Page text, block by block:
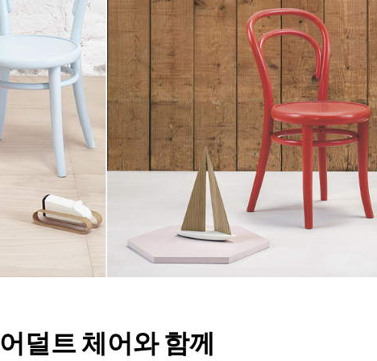
어덜트 체어와 함께